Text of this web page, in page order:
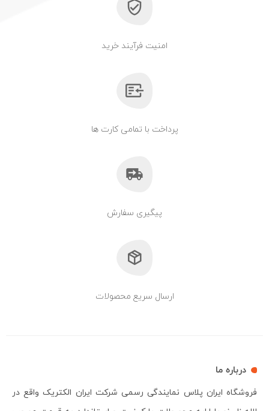
امنیت فرآیند خرید
پرداخت با تمامی کارت ها
پیگیری سفارش
ارسال سریع محصولات
درباره ما
فروشگاه ایران پلاس نمایندگی رسمی شرکت ایران الکتریک واقع در